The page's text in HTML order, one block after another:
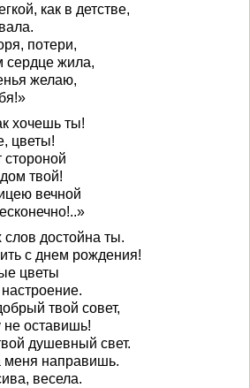
как в детстве,
потери,
сердце жила,
желаю,
хочешь ты!
цветы!
стороной
твой!
вечной
достойна ты.
с днем рождения!
цветы
твой совет,
не оставишь!
душевный свет.
меня направишь.
весела.